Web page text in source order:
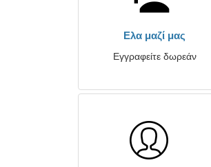
Ελα μαζί μας
Εγγραφείτε δωρεάν